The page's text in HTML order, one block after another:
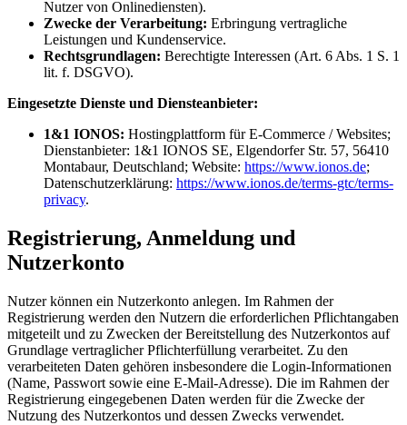
Nutzer von Onlinediensten).
Zwecke der Verarbeitung: Erbringung vertragliche
Leistungen und Kundenservice.
Rechtsgrundlagen: Berechtigte Interessen (Art. 6 Abs. 1 S. 1
lit. f. DSGVO).
Eingesetzte Dienste und Diensteanbieter:
1&1 IONOS: Hostingplattform für E-Commerce / Websites;
Dienstanbieter: 1&1 IONOS SE, Elgendorfer Str. 57, 56410
Montabaur, Deutschland; Website: https://www.ionos.de;
Datenschutzerklärung: https://www.ionos.de/terms-gtc/terms-
privacy.
Registrierung, Anmeldung und
Nutzerkonto
Nutzer können ein Nutzerkonto anlegen. Im Rahmen der
Registrierung werden den Nutzern die erforderlichen Pflichtangaben
mitgeteilt und zu Zwecken der Bereitstellung des Nutzerkontos auf
Grundlage vertraglicher Pflichterfüllung verarbeitet. Zu den
verarbeiteten Daten gehören insbesondere die Login-Informationen
(Name, Passwort sowie eine E-Mail-Adresse). Die im Rahmen der
Registrierung eingegebenen Daten werden für die Zwecke der
Nutzung des Nutzerkontos und dessen Zwecks verwendet.